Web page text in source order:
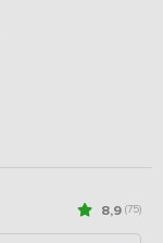
8,9 (75)